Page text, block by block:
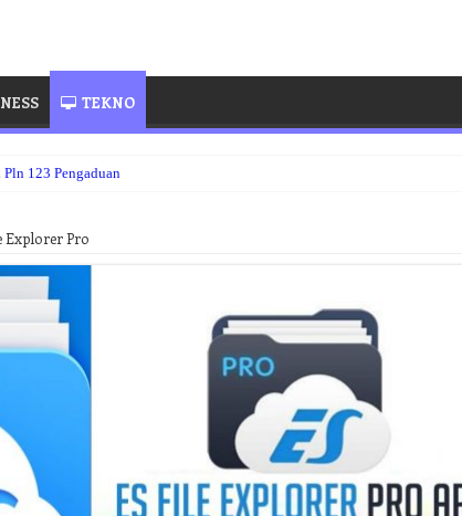
TEKNO
123 Pengaduan
Explorer Pro